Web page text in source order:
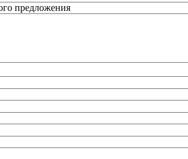
предложения